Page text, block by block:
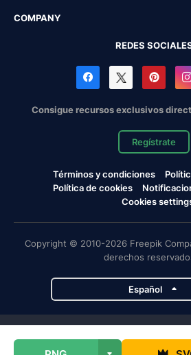
COMPANY
REDES
Consigue recursos exclusivos
Regístrate
Términos y condiciones
Política de cookies
Cookies
Copyright © 2010-2026 Freepik
derechos
Español